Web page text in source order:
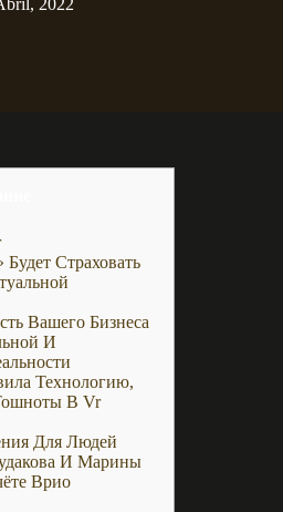
2022
Будет Страховать
Вашего Бизнеса
И
Технологию,
В Vr
Для Людей
И Марины
Врио